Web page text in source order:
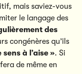
mais saviez-vous
le langage des
des
congénères qu’ils
sens à l’aise ». Si
de même en